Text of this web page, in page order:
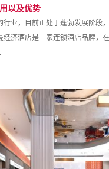
以及优势
行业，目前正处于蓬勃发展阶段
经济酒店是一家连锁酒店品牌，